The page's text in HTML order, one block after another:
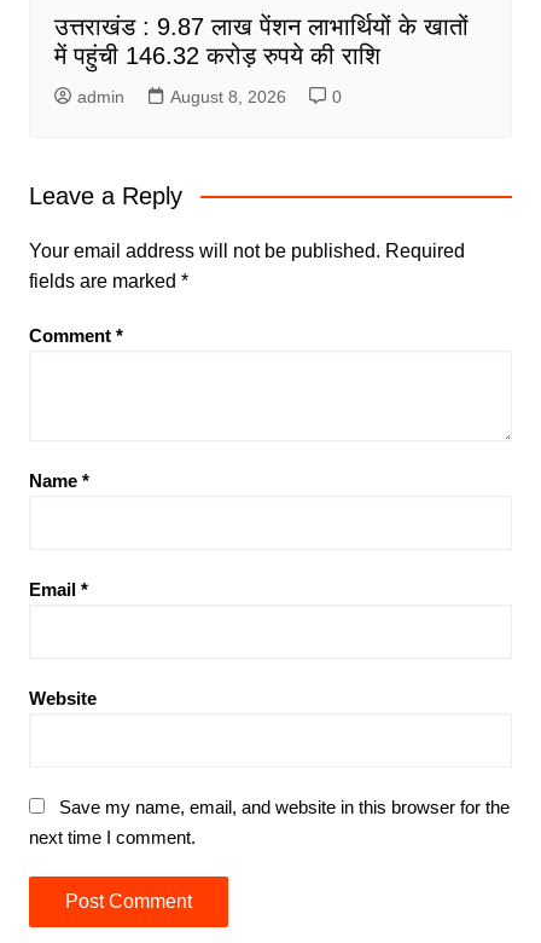
उत्तराखंड : 9.87 लाख पेंशन लाभार्थियों के खातों
में पहुंची 146.32 करोड़ रुपये की राशि
admin August 8, 2026 0
Leave a Reply
Your email address will not be published. Required
fields are marked *
Comment *
Name *
Email *
Website
Save my name, email, and website in this browser for the
next time I comment.